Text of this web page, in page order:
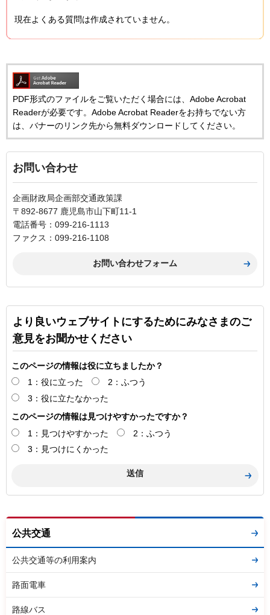
現在よくある質問は作成されていません。
PDF形式のファイルをご覧いただく場合には、Adobe Acrobat
Readerが必要です。Adobe Acrobat Readerをお持ちでない方
は、バナーのリンク先から無料ダウンロードしてください。
お問い合わせ
企画財政局企画部交通政策課
〒892-8677 鹿児島市山下町11-1
電話番号：099-216-1113
ファクス：099-216-1108
より良いウェブサイトにするためにみなさまのご
意見をお聞かせください
このページの情報は役に立ちましたか？
1：役に立った
2：ふつう
3：役に立たなかった
このページの情報は見つけやすかったですか？
1：見つけやすかった
2：ふつう
3：見つけにくかった
公共交通
公共交通等の利用案内
路面電車
路線バス